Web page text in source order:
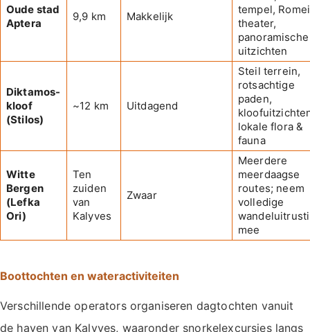
Oude stad
Aptera
9,9 km Makkelijk
tempel,
theater,
panoramische
uitzichten
Diktamos-
kloof
(Stilos)
~12 km Uitdagend
Steil terrein,
rotsachtige
paden,
lokale flora &
fauna
Witte
Bergen
(Lefka
Ori)
Ten
zuiden
van
Kalyves
Zwaar
Meerdere
meerdaagse
routes; neem
volledige
mee
Boottochten en wateractiviteiten
Verschillende operators organiseren dagtochten vanuit
de haven van Kalyves, waaronder snorkelexcursies langs